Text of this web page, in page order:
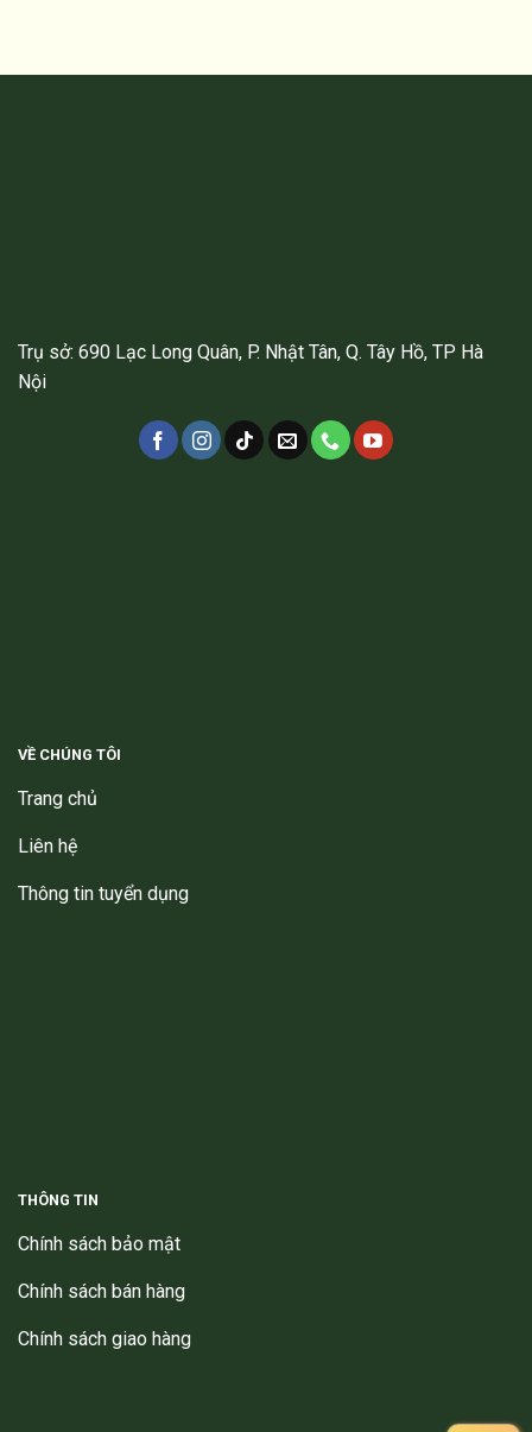
Trụ sở: 690 Lạc Long Quân, P. Nhật Tân, Q. Tây Hồ, TP Hà
Nội
VỀ CHÚNG TÔI
Trang chủ
Liên hệ
Thông tin tuyển dụng
THÔNG TIN
Chính sách bảo mật
Chính sách bán hàng
Chính sách giao hàng